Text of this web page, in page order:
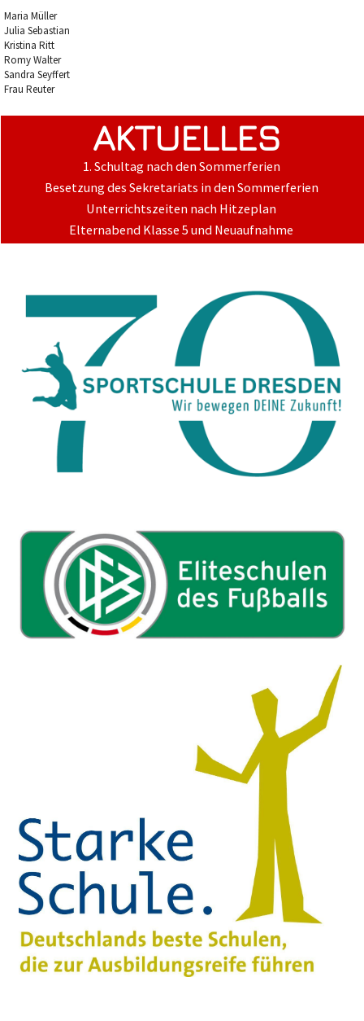
Maria Müller
Julia Sebastian
Kristina Ritt
Romy Walter
Sandra Seyffert
Frau Reuter
AKTUELLES
1. Schultag nach den Sommerferien
Besetzung des Sekretariats in den Sommerferien
Unterrichtszeiten nach Hitzeplan
Elternabend Klasse 5 und Neuaufnahme